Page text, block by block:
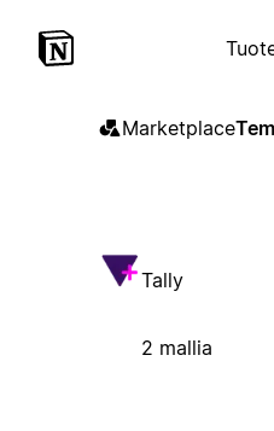
Marketplace
Tally
2 mallia